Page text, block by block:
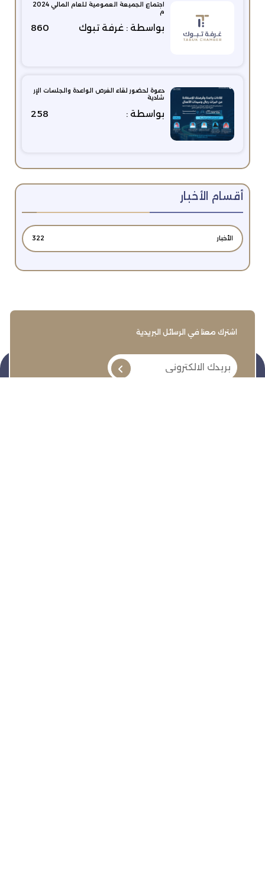
اجتماع الجميعة العمومية للعام المالي 2024
م
بواسطة : غرفة تبوك 860
دعوة لحضور لقاء الفرص الواعدة والجلسات الإر
شادية
بواسطة : 258
أقسام الأخبار
الأخبار 322
اشترك معنا في الرسائل البريدية